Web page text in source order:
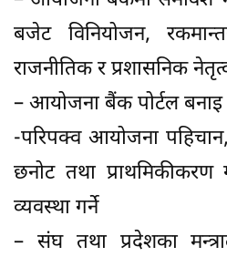
बजेट विनियोजन,
राजनीतिक र प्रशासनिक
– आयोजना बैंक पोर्टल बनाइ
-परिपक्व आयोजना
छनोट तथा प्राथमिकीकरण
व्यवस्था गर्ने
– संघ तथा प्रदेशका